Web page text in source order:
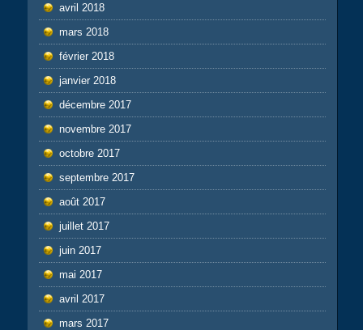
avril 2018
mars 2018
février 2018
janvier 2018
décembre 2017
novembre 2017
octobre 2017
septembre 2017
août 2017
juillet 2017
juin 2017
mai 2017
avril 2017
mars 2017